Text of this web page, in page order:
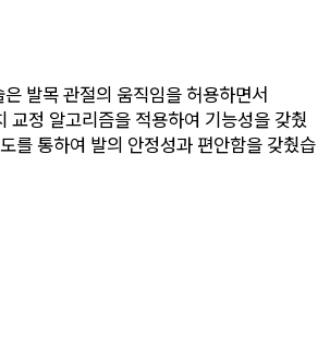
발목 관절의 움직임을 허용하면서
정 알고리즘을 적용하여 기능성을 갖췄
를 통하여 발의 안정성과 편안함을 갖췄습